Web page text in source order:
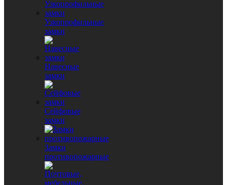
Узкопрофильные
замки
Навесные
замки
Сейфовые
замки
Замки
противопожарные